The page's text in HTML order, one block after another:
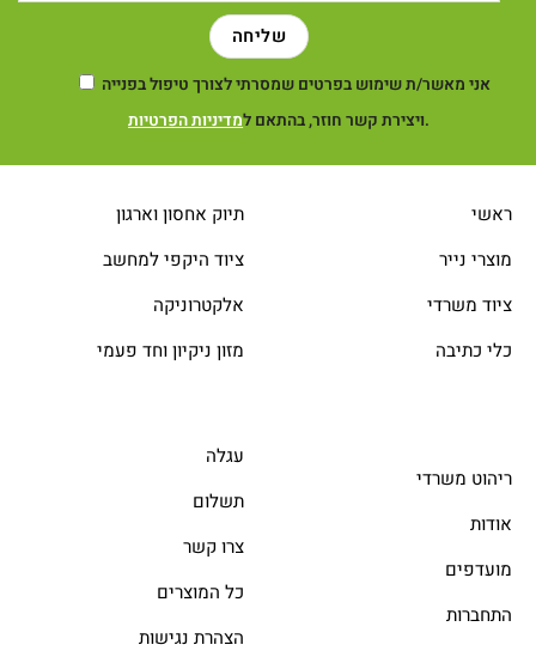
אני מאשר/ת שימוש בפרטים שמסרתי לצורך טיפול בפנייה
ויצירת קשר חוזר, בהתאם למדיניות הפרטיות .
ראשי
מוצרי נייר
ציוד משרדי
כלי כתיבה
תיוק אחסון וארגון
ציוד היקפי למחשב
אלקטרוניקה
מזון ניקיון וחד פעמי
ריהוט משרדי
אודות
מועדפים
התחברות
עגלה
תשלום
צרו קשר
כל המוצרים
הצהרת נגישות